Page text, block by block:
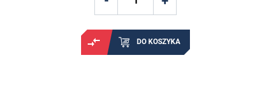
DO KOSZYKA